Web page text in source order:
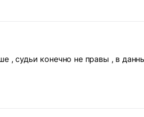
, судьи конечно не правы , в